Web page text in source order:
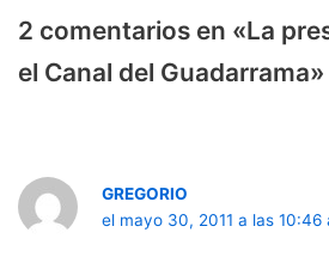
2 comentarios en «La
el Canal del Guadarrama»
GREGORIO
el mayo 30, 2011 a las 10:46